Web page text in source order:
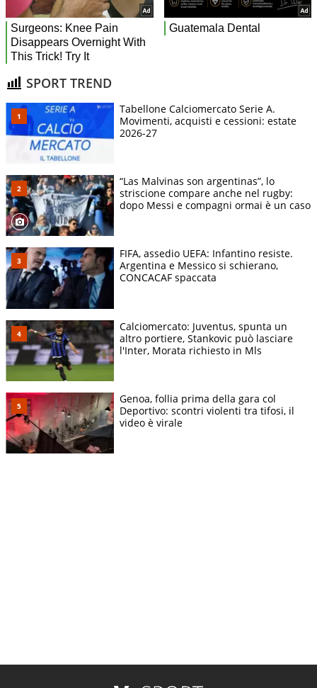
SPORT TREND
Tabellone Calciomercato Serie A.
Movimenti, acquisti e cessioni: estate
2026-27
“Las Malvinas son argentinas”, lo
striscione compare anche nel rugby:
dopo Messi e compagni ormai è un caso
FIFA, assedio UEFA: Infantino resiste.
Argentina e Messico si schierano,
CONCACAF spaccata
Calciomercato: Juventus, spunta un
altro portiere, Stankovic può lasciare
l'Inter, Morata richiesto in Mls
Genoa, follia prima della gara col
Deportivo: scontri violenti tra tifosi, il
video è virale